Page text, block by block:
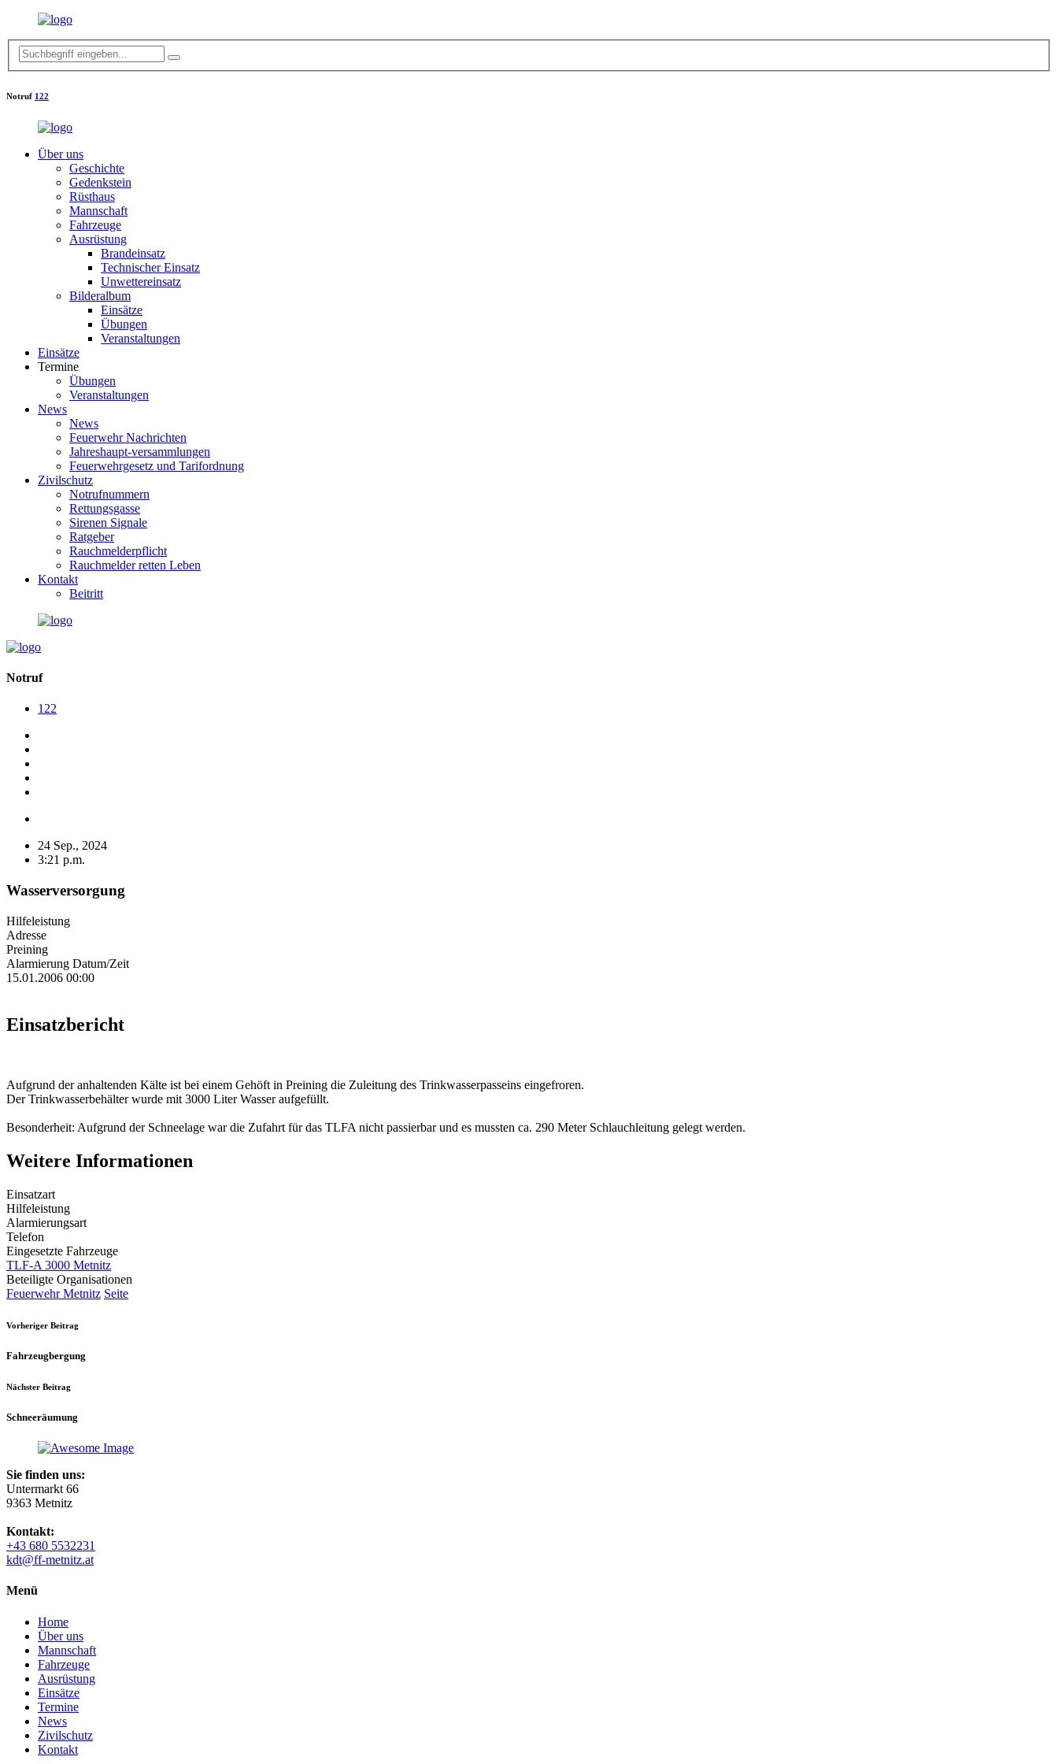
Notruf 122
Über uns
Geschichte
Gedenkstein
Rüsthaus
Mannschaft
Fahrzeuge
Ausrüstung
Brandeinsatz
Technischer Einsatz
Unwettereinsatz
Bilderalbum
Einsätze
Übungen
Veranstaltungen
Einsätze
Termine
Übungen
Veranstaltungen
News
News
Feuerwehr Nachrichten
Jahreshaupt-versammlungen
Feuerwehrgesetz und Tarifordnung
Zivilschutz
Notrufnummern
Rettungsgasse
Sirenen Signale
Ratgeber
Rauchmelderpflicht
Rauchmelder retten Leben
Kontakt
Beitritt
Notruf
122
24 Sep., 2024
3:21 p.m.
Wasserversorgung
Hilfeleistung
Adresse
Preining
Alarmierung Datum/Zeit
15.01.2006 00:00
Einsatzbericht
Aufgrund der anhaltenden Kälte ist bei einem Gehöft in Preining die Zuleitung des Trinkwasserpasseins eingefroren.
Der Trinkwasserbehälter wurde mit 3000 Liter Wasser aufgefüllt.
Besonderheit: Aufgrund der Schneelage war die Zufahrt für das TLFA nicht passierbar und es mussten ca. 290 Meter Schlauchleitung gelegt werden.
Weitere Informationen
Einsatzart
Hilfeleistung
Alarmierungsart
Telefon
Eingesetzte Fahrzeuge
TLF-A 3000 Metnitz
Beteiligte Organisationen
Feuerwehr Metnitz Seite
Vorheriger Beitrag
Fahrzeugbergung
Nächster Beitrag
Schneeräumung
Sie finden uns:
Untermarkt 66
9363 Metnitz
Kontakt:
+43 680 5532231
kdt@ff-metnitz.at
Menü
Home
Über uns
Mannschaft
Fahrzeuge
Ausrüstung
Einsätze
Termine
News
Zivilschutz
Kontakt